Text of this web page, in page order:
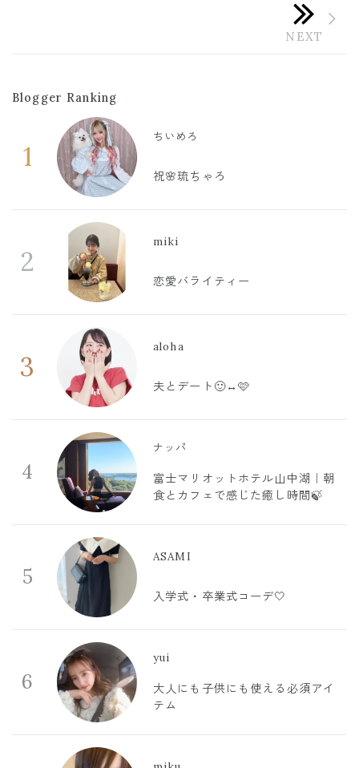
Blogger Ranking
1
ちいめろ
祝🌸琉ちゃろ
2
miki
恋愛バライティー
3
aloha
夫とデート🙂‍↔️🩷
4
ナッパ
富士マリオットホテル山中湖｜朝
食とカフェで感じた癒し時間🍃
5
ASAMI
入学式・卒業式コーデ🤍
6
yui
大人にも子供にも使える必須アイ
テム